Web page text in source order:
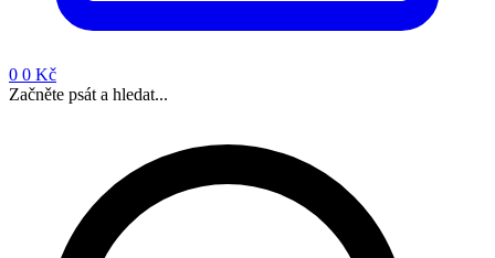
0 0 Kč
Začněte psát a hledat...